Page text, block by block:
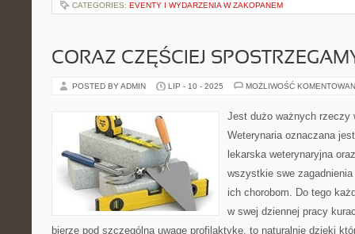
CATEGORIES: EVENTY I WYDARZENIA W ZAKOPANEM
CORAZ CZĘŚCIEJ
POSTED BY ADMIN LIP - 10 - 2025 MOŻLIWOŚĆ
Jest dużo ważnych rzeczy
Weterynaria oznaczana
lekarska weterynaryjna
wszystkie swe
ich chorobom. Do tego
w swej dziennej pracy
bierze pod szczególną uwagę profilaktykę, to naturalnie dzięki